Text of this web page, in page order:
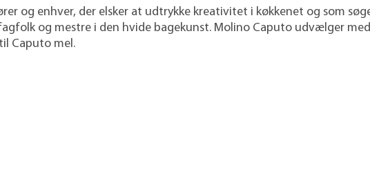
og enhver, der elsker at udtrykke kreativitet i køkkenet og som
og mestre i den hvide bagekunst. Molino Caputo udvælger
Caputo mel.